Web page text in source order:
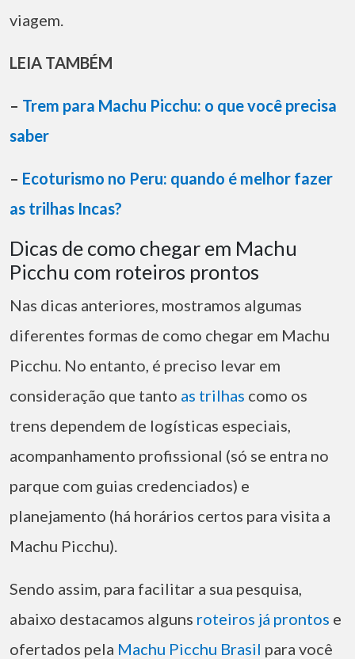
viagem.
LEIA TAMBÉM
– Trem para Machu Picchu: o que você precisa
saber
– Ecoturismo no Peru: quando é melhor fazer
as trilhas Incas?
Dicas de como chegar em Machu
Picchu com roteiros prontos
Nas dicas anteriores, mostramos algumas
diferentes formas de como chegar em Machu
Picchu. No entanto, é preciso levar em
consideração que tanto as trilhas como os
trens dependem de logísticas especiais,
acompanhamento profissional (só se entra no
parque com guias credenciados) e
planejamento (há horários certos para visita a
Machu Picchu).
Sendo assim, para facilitar a sua pesquisa,
abaixo destacamos alguns roteiros já prontos e
ofertados pela Machu Picchu Brasil para você